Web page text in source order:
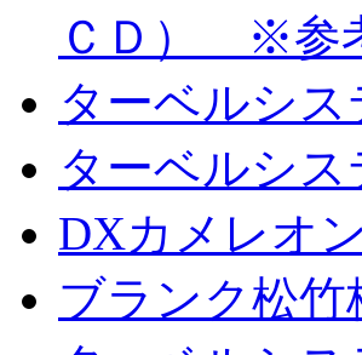
ＣＤ） ※参
ターベルシ
ターベルシ
DXカメレオ
ブランク松